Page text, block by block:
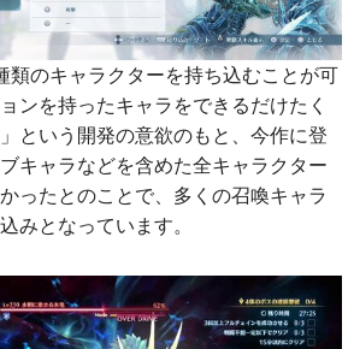
類のキャラクターを持ち込むことが可
ンを持ったキャラをできるだけたく
という開発の意欲のもと、今作に登
キャラなどを含めた全キャラクター
ったとのことで、多くの召喚キャラ
みとなっています。